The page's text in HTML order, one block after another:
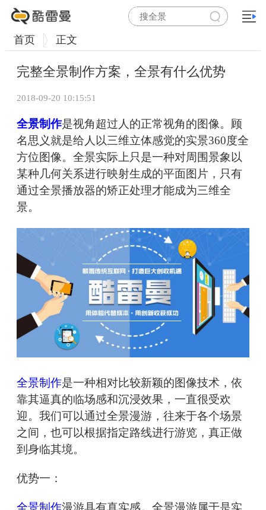
首页 正文
完整全景制作方案，全景有什么优势
2018-09-20 10:15:51
全景制作是视角超过人的正常视角的图像。顾
名思义就是给人以三维立体感觉的实景360度全
方位图像。全景实际上只是一种对周围景象以
某种几何关系进行映射生成的平面图片，只有
通过全景播放器的矫正处理才能成为三维全
景。
全景制作是一种相对比较新颖的图像技术，依
靠其逼真的临场感和沉浸效果，一直很受欢
迎。我们可以通过全景漫游，往来于各个场景
之间，也可以根据指定路线进行游览，真正做
到身临其境。
优势一：
全景制作漫游具有真实感。全景漫游属于是实